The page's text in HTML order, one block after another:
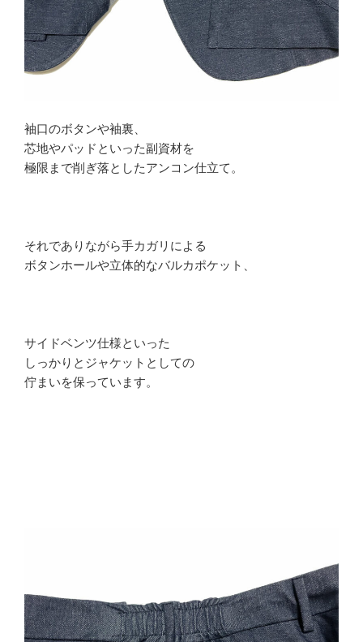
袖口のボタンや袖裏、
芯地やパッドといった副資材を
極限まで削ぎ落としたアンコン仕立て。
それでありながら手カガリによる
ボタンホールや立体的なバルカポケット、
サイドベンツ仕様といった
しっかりとジャケットとしての
佇まいを保っています。